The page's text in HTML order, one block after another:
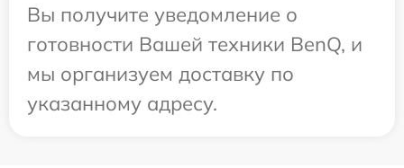
Вы получите уведомление о
готовности Вашей техники BenQ, и
мы организуем доставку по
указанному адресу.